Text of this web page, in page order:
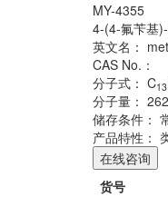
MY-4355
4-(4-氟苄基
英文名：
CAS No.：
分子式： C13
分子量：
储存条件：
产品特性：
在线咨询
货号